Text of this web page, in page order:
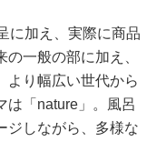
に加え、実際に商品
一般の部に加え、
より幅広い世代から
は「nature」。風呂
ジしながら、多様な